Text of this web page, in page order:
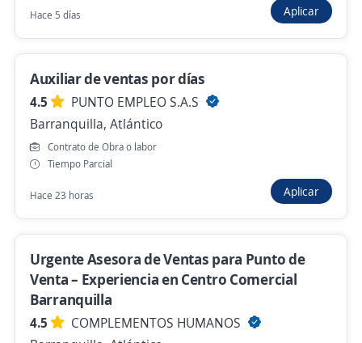
Gastronómico)
Barranquilla, Atlántico
$ 1.750.905,00 (Mensual)
Hace 5 horas
Asesor comercial externo
4,5
$ 1.750.000,00 (Mensual) + Comisiones
Hace 11 horas
Se precisa Urgente Empleo destacado
Hace 5 días Aplicar
Auxiliar de ventas por días
4.5
PUNTO EMPLEO S.A.S
Barranquilla, Atlántico
Contrato de Obra o labor
Tiempo Parcial
Hace 23 horas Aplicar
Urgente Asesora de Ventas para Punto de
Venta – Experiencia en Centro Comercial
Barranquilla
4.5
COMPLEMENTOS HUMANOS